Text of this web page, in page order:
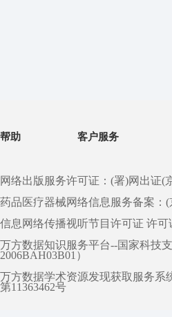
帮助 客户服务
网络出版服务许可证：(署)网出证(
药品医疗器械网络信息服务备案：
信息网络传播视听节目许可证 许可
万方数据知识服务平台--国家科技
2006BAH03B01）
万方数据学术资源发现获取服务系
第11363462号